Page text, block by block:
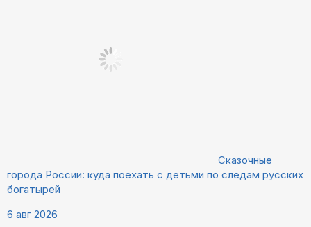
Сказочные
города России: куда поехать с детьми по следам русских
богатырей
6 авг 2026